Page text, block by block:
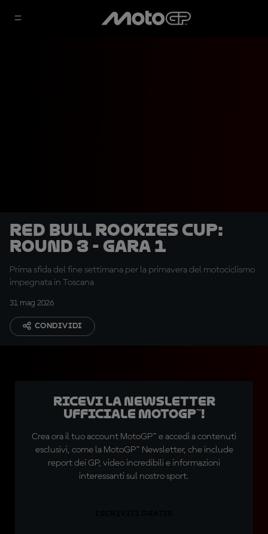
Red Bull Rookies Cup:
Round 3 - Gara 1
Prima sfida del fine settimana per la primavera del motociclismo
impegnata in Toscana
31 mag 2026
CONDIVIDI
Ricevi la newsletter
ufficiale MotoGP™!
Crea ora il tuo account MotoGP™ e accedi a contenuti
esclusivi, come la MotoGP™ Newsletter, che include
report dei GP, video incredibili e informazioni
interessanti sul nostro sport.